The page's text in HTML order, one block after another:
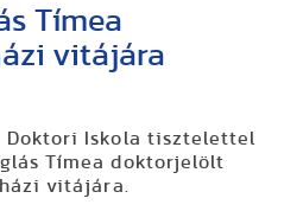
Tímea
vitájára
Doktori Iskola tisztelettel
Tímea doktorjelölt
vitájára.